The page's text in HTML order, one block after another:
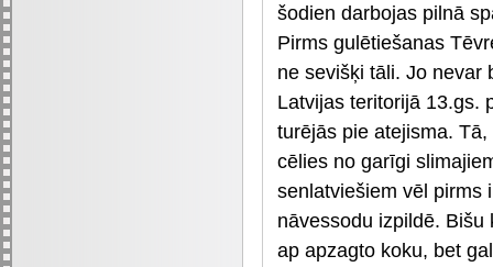
šodien darbojas pilnā
Pirms gulētiešanas
ne sevišķi tāli. Jo nevar
Latvijas teritorijā 13.gs.
turējās pie atejisma.
cēlies no garīgi
senlatviešiem vēl pirms
nāvessodu izpildē.
ap apzagto koku, bet